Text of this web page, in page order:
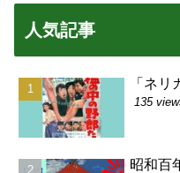
人気記事
「ネ
135
昭和百